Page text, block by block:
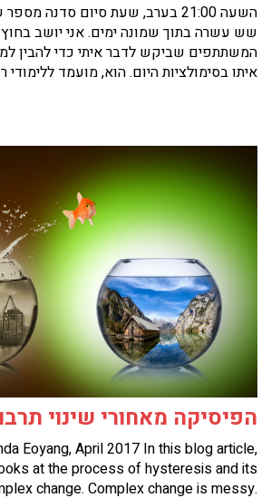
השעה 21:00 בערב, שעת סיום סדנה
שש עשרה בתוך שמונה ימים. אני יושב
המשתתפים שביקש לדבר איתי כדי להבין
איתו בסימולציות היום. הוא, מועמד ללימודי
הפיסיקה מאחורי שינוי
Eoyang, April 2017 In this blog article,
looks at the process of hysteresis and its
change. Complex change is messy.